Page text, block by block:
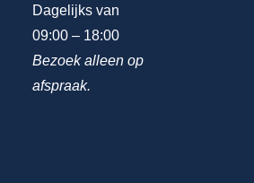
Dagelijks van
09:00 – 18:00
Bezoek alleen op
afspraak.